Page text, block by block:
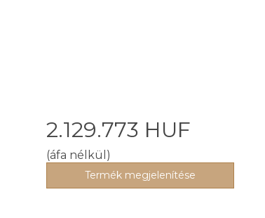
2.129.773 HUF
(áfa nélkül)
Termék megjelenítése